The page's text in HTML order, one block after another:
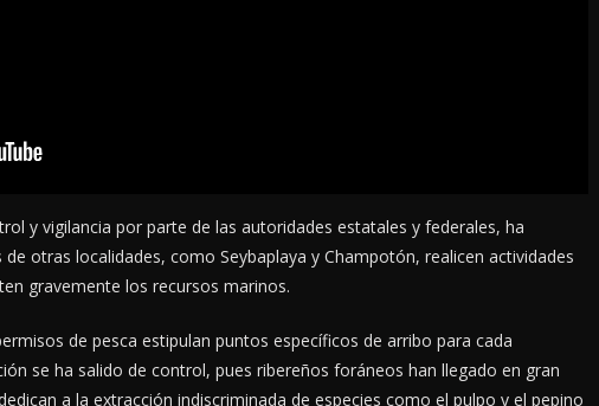
y vigilancia por parte de las autoridades estatales y federales, ha
otras localidades, como Seybaplaya y Champotón, realicen actividades
gravemente los recursos marinos.
de pesca estipulan puntos específicos de arribo para cada
se ha salido de control, pues ribereños foráneos han llegado en gran
a la extracción indiscriminada de especies como el pulpo y el pepino